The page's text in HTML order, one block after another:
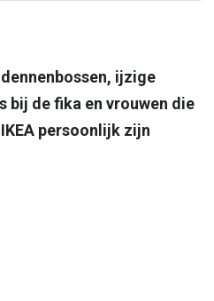
Mail
via link
ijzige
bij de fika en vrouwen die
persoonlijk zijn